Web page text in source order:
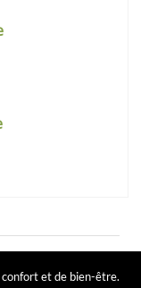
et de bien-être.